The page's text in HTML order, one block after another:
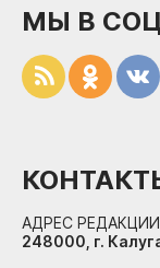
МЫ В
АДРЕС РЕДАКЦИИ
248000, г.